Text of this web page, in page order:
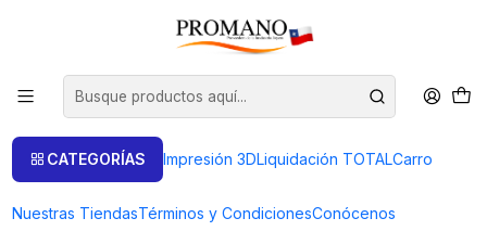
CATEGORÍAS Impresión 3DLiquidación TOTALCarro
Nuestras TiendasTérminos y CondicionesConócenos
Inicio Lentes Lupas
LENTES o GAFAS PARA SOLDAR AL OXIGENO GOLDSMITH®